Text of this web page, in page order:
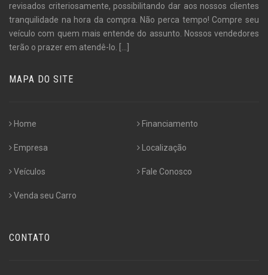
revisados criteriosamente, possibilitando dar aos nossos clientes
tranquilidade na hora da compra. Não perca tempo! Compre seu
veículo com quem mais entende do assunto. Nossos vendedores
terão o prazer em atendê-lo. [...]
MAPA DO SITE
Home
Empresa
Veículos
Venda seu Carro
Financiamento
Localização
Fale Conosco
CONTATO